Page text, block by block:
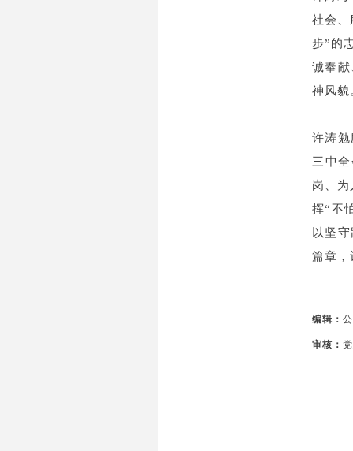
社会、
步”的
诚奉
神风貌
许涛
三中
岗、
挥“不
以坚
篇章，
编辑：
审核：